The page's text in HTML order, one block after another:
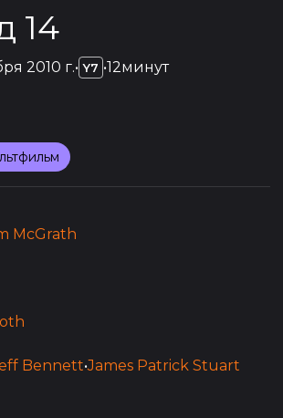
14
2010 г.• Y7 •12минут
McGrath
Bennett•James Patrick Stuart